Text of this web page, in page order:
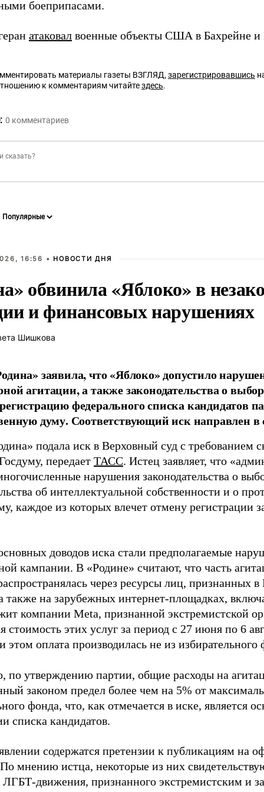
боеприпасами.
атаковал военные объекты США в Бахрейне и
материалы газеты ВЗГЛЯД, зарегистрировавшись
к комментариям читайтездесь.
0 комментариев
16:56 • НОВОСТИ ДНЯ
обвинила «Яблоко» в
и финансовых нарушениях
Шишкова
заявила, что «Яблоко» допустило
агитации, а также законодательства о
федерального списка кандидатов
думу. Соответствующий иск направлен в
подала иск в Верховный суд с требованием
передает ТАСС. Истец заявляет, что
нарушения законодательства о
об интеллектуальной собственности и о
каждое из которых влечет отмену регистрации
доводов иска стали предполагаемые
кампании. В «Родине» считают, что часть
через ресурсы лиц, признанных
также на зарубежных интернет-площадках,
компании Meta, признанной экстремистской
стоимость этих услуг за период с 27 июня по 6
этом оплата производилась не из избирательного
по утверждению партии, общие расходы на
законом предел более чем на 5% от
фонда, что, как отмечается в иске, является
списка кандидатов.
содержатся претензии к публикациям на
мнению истца, некоторые из них
ЛГБТ-движения, признанного экстремистским и